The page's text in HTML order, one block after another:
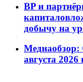
BP и
добычу на
Медиаобзор:
августа 2026